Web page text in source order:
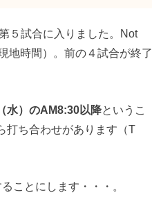
５試合に入りました。Not
地時間）。前の４試合が終了
水）のAM8:30以降というこ
打ち合わせがあります（T
ことにします・・・。